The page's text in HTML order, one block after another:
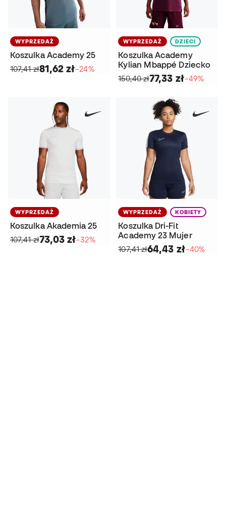
WYPRZEDAŻ
Koszulka Academy 25
107,41 zł81,62 zł−24%
WYPRZEDAŻ DZIECI
Koszulka Academy
Kylian Mbappé Dziecko
150,40 zł77,33 zł−49%
WYPRZEDAŻ
Koszulka Akademia 25
107,41 zł73,03 zł−32%
WYPRZEDAŻ KOBIETY
Koszulka Dri-Fit
Academy 23 Mujer
107,41 zł64,43 zł−40%